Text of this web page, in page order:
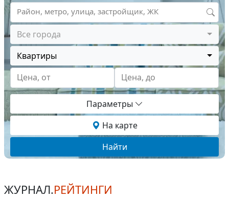
Все города
Квартиры
Цена, от
Цена, до
Район, метро, улица, застройщик, ЖК
Параметры
На карте
Найти
ЖУРНАЛ.РЕЙТИНГИ